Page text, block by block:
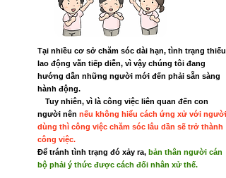
Tại nhiều cơ sở chăm sóc dài hạn, tình trạng thiếu
lao động vẫn tiếp diễn, vì vậy chúng tôi đang
hướng dẫn những người mới đến phải sẵn sàng
hành động.
Tuy nhiên, vì là công việc liên quan đến con
người nên nếu không hiểu cách ứng xử với người
dùng thì công việc chăm sóc lâu dần sẽ trở thành
công việc.
Để tránh tình trạng đó xảy ra, bản thân người cán
bộ phải ý thức được cách đối nhân xử thế.